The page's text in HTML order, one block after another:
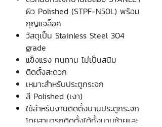
ผิว Polished (STPF-N50L) พร้อม
กุญแจล็อค
วัสดุเป็น Stainless Steel 304
grade
แข็งแรง ทนทาน ไม่เป็นสนิม
ติดตั้งสะดวก
เหมาะสำหรับประตูกระจก
สี Polished (เงา)
ใช้สำหรับงานติดตั้งบานประตูกระจก
โดยสามารถติดตั้งได้ทั้งบานซ้ายและ